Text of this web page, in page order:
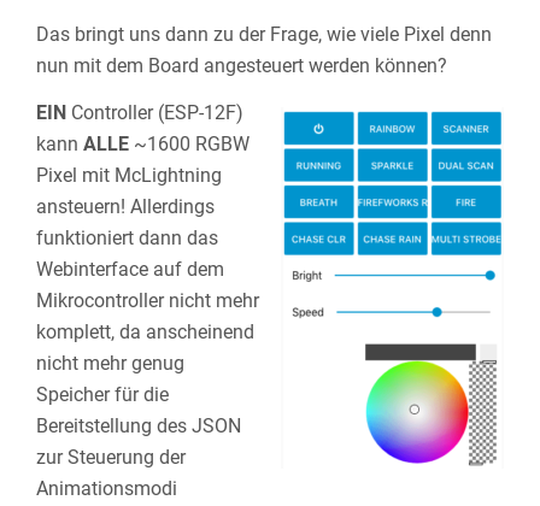
Das bringt uns dann zu der Frage, wie viele Pixel denn
nun mit dem Board angesteuert werden können?
EIN Controller (ESP-12F)
kann ALLE ~1600 RGBW
Pixel mit McLightning
ansteuern! Allerdings
funktioniert dann das
Webinterface auf dem
Mikrocontroller nicht mehr
komplett, da anscheinend
nicht mehr genug
Speicher für die
Bereitstellung des JSON
zur Steuerung der
Animationsmodi